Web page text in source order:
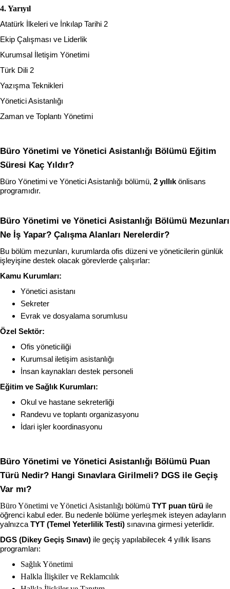
4. Yarıyıl
Atatürk İlkeleri ve İnkılap Tarihi 2
Ekip Çalışması ve Liderlik
Kurumsal İletişim Yönetimi
Türk Dili 2
Yazışma Teknikleri
Yönetici Asistanlığı
Zaman ve Toplantı Yönetimi
Büro Yönetimi ve Yönetici Asistanlığı Bölümü Eğitim
Süresi Kaç Yıldır?
Büro Yönetimi ve Yönetici Asistanlığı bölümü, 2 yıllık önlisans
programıdır.
Büro Yönetimi ve Yönetici Asistanlığı Bölümü Mezunları
Ne İş Yapar? Çalışma Alanları Nerelerdir?
Bu bölüm mezunları, kurumlarda ofis düzeni ve yöneticilerin günlük
işleyişine destek olacak görevlerde çalışırlar:
Kamu Kurumları:
Yönetici asistanı
Sekreter
Evrak ve dosyalama sorumlusu
Özel Sektör:
Ofis yöneticiliği
Kurumsal iletişim asistanlığı
İnsan kaynakları destek personeli
Eğitim ve Sağlık Kurumları:
Okul ve hastane sekreterliği
Randevu ve toplantı organizasyonu
İdari işler koordinasyonu
Büro Yönetimi ve Yönetici Asistanlığı Bölümü Puan
Türü Nedir? Hangi Sınavlara Girilmeli? DGS ile Geçiş
Var mı?
Büro Yönetimi ve Yönetici Asistanlığı bölümü TYT puan türü ile
öğrenci kabul eder. Bu nedenle bölüme yerleşmek isteyen adayların
yalnızca TYT (Temel Yeterlilik Testi) sınavına girmesi yeterlidir.
DGS (Dikey Geçiş Sınavı) ile geçiş yapılabilecek 4 yıllık lisans
programları:
Sağlık Yönetimi
Halkla İlişkiler ve Reklamcılık